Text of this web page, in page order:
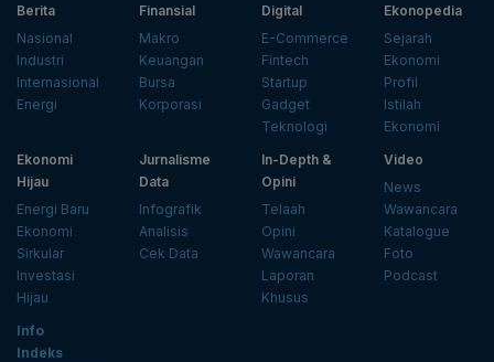
Berita
Nasional
Industri
Internasional
Energi
Finansial
Makro
Keuangan
Bursa
Korporasi
Digital
E-Commerce
Fintech
Startup
Gadget
Teknologi
Ekonopedia
Sejarah
Ekonomi
Profil
Istilah
Ekonomi
Ekonomi
Hijau
Energi Baru
Ekonomi
Sirkular
Investasi
Hijau
Jurnalisme
Data
Infografik
Analisis
Cek Data
In-Depth &
Opini
Telaah
Opini
Wawancara
Laporan
Khusus
Video
News
Wawancara
Katalogue
Foto
Podcast
Info
Indeks